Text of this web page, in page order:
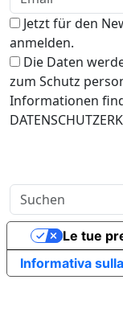
Jetzt für den
anmelden.
Die Daten
zum Schutz
Informationen
Informativa
Le tue